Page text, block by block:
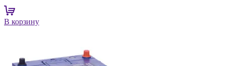
В корзину